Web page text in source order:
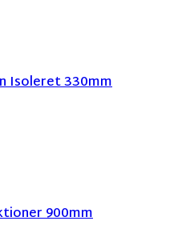
Isoleret 330mm
900mm